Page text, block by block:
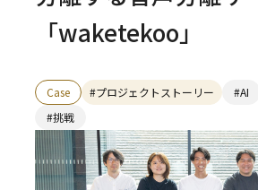
「waketekoo」
Case #プロジェクトストーリー #AI
#挑戦